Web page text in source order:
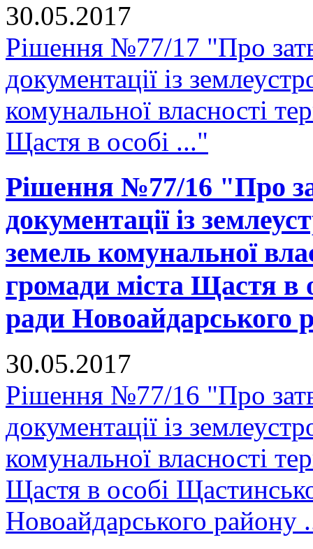
30.05.2017
Рішення №77/17 "Про
документації із
комунальної власності
Щастя в особі ..."
Рішення №77/16 "Про
документації із
земель комунальної
громади міста Щастя в
ради Новоайдарського
30.05.2017
Рішення №77/16 "Про
документації із
комунальної власності
Щастя в особі
Новоайдарського району